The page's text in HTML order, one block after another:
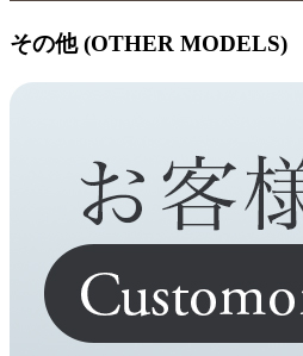
その他 (OTHER MODELS)